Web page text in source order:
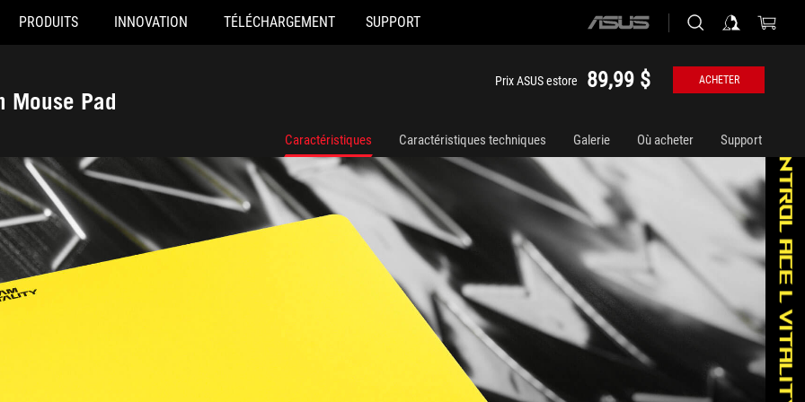
PRODUITS INNOVATION TÉLÉCHARGEMENT SUPPORT
ASUS
Mouse Pad
Prix ASUS estore 89,99 $ ACHETER
Caractéristiques Caractéristiques techniques Galerie Où acheter Support